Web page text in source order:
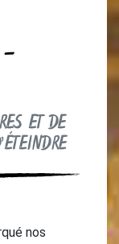
-
ET DE
nos